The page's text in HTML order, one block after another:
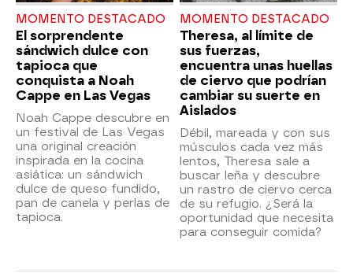
MOMENTO DESTACADO
El sorprendente
sándwich dulce con
tapioca que
conquista a Noah
Cappe en Las Vegas
Noah Cappe descubre en
un festival de Las Vegas
una original creación
inspirada en la cocina
asiática: un sándwich
dulce de queso fundido,
pan de canela y perlas de
tapioca.
MOMENTO DESTACADO
Theresa, al límite de
sus fuerzas,
encuentra unas huellas
de ciervo que podrían
cambiar su suerte en
Aislados
Débil, mareada y con sus
músculos cada vez más
lentos, Theresa sale a
buscar leña y descubre
un rastro de ciervo cerca
de su refugio. ¿Será la
oportunidad que necesita
para conseguir comida?